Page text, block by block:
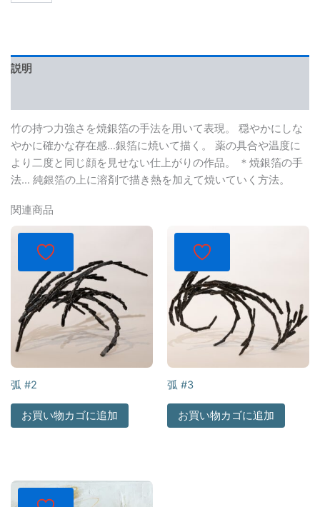
説明
竹の持つ力強さを焼銀箔の手法を用いて表現。 穏やかにしな
やかに確かな存在感…銀箔に焼いて描く。 薬の具合や温度に
より二度と同じ顔を見せない仕上がりの作品。 ＊焼銀箔の手
法… 純銀箔の上に溶剤で描き熱を加えて焼いていく方法。
関連商品
弧 #2
お買い物カゴに追加
弧 #3
お買い物カゴに追加